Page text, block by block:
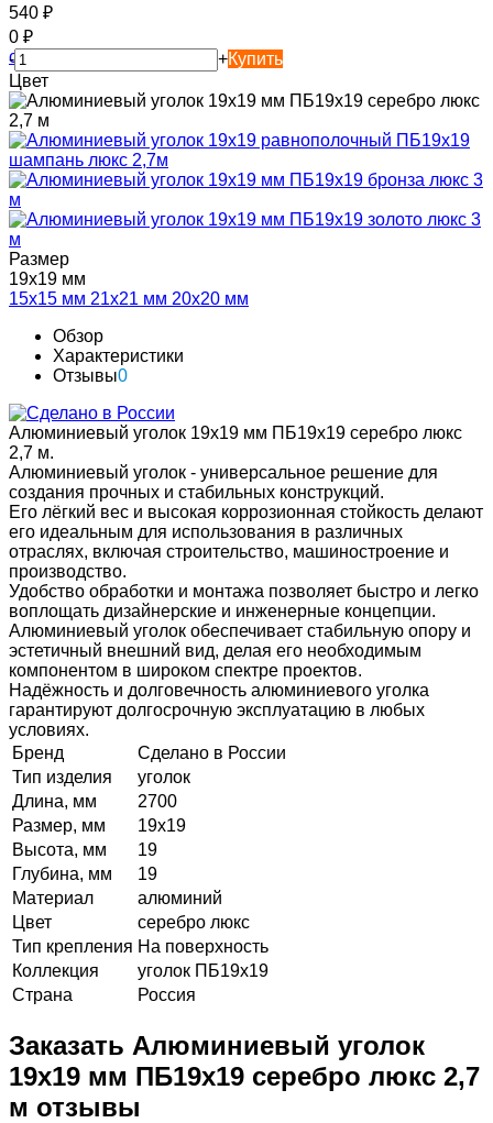
540 ₽
0 ₽
-
+Купить
Цвет
Размер
19х19 мм
15х15 мм 21х21 мм 20х20 мм
Обзор
Характеристики
Отзывы0
Алюминиевый уголок 19х19 мм ПБ19х19 серебро люкс
2,7 м.
Алюминиевый уголок - универсальное решение для
создания прочных и стабильных конструкций.
Его лёгкий вес и высокая коррозионная стойкость делают
его идеальным для использования в различных
отраслях, включая строительство, машиностроение и
производство.
Удобство обработки и монтажа позволяет быстро и легко
воплощать дизайнерские и инженерные концепции.
Алюминиевый уголок обеспечивает стабильную опору и
эстетичный внешний вид, делая его необходимым
компонентом в широком спектре проектов.
Надёжность и долговечность алюминиевого уголка
гарантируют долгосрочную эксплуатацию в любых
условиях.
Бренд
Сделано в России
Тип изделия
уголок
Длина, мм
2700
Размер, мм
19х19
Высота, мм
19
Глубина, мм
19
Материал
алюминий
Цвет
серебро люкс
Тип крепления На поверхность
Коллекция
уголок ПБ19х19
Страна
Россия
Заказать Алюминиевый уголок
19х19 мм ПБ19х19 серебро люкс 2,7
м отзывы